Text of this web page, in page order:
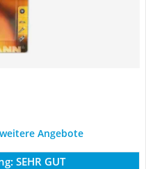
Angebote
SEHR GUT